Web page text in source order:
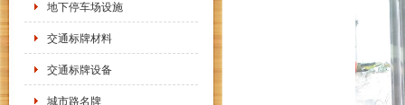
地下停车场设施
交通标牌材料
交通标牌设备
城市路名牌